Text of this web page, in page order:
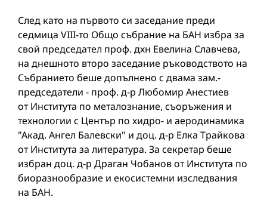
След като на първото си заседание преди
седмица VIII-то Общо събрание на БАН избра за
свой председател проф. дхн Евелина Славчева,
на днешното второ заседание ръководството на
Събранието беше допълнено с двама зам.-
председатели - проф. д-р Любомир Анестиев
от Института по металознание, съоръжения и
технологии с Център по хидро- и аеродинамика
"Акад. Ангел Балевски" и доц. д-р Елка Трайкова
от Института за литература. За секретар беше
избран доц. д-р Драган Чобанов от Института по
биоразнообразие и екосистемни изследвания
на БАН.